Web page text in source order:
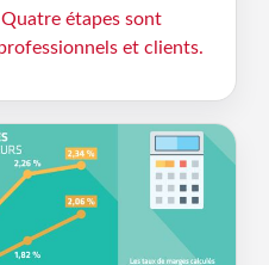
étapes sont
et clients.